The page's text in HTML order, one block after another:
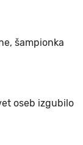
šampionka
oseb izgubilo